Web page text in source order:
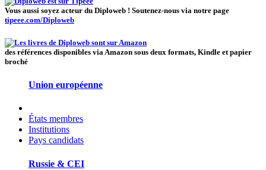
Vous aussi soyez acteur du Diploweb ! Soutenez-nous via notre page
tipeee.com/Diploweb
des références disponibles via Amazon sous deux formats, Kindle et papier
broché
Union européenne
États membres
Institutions
Pays candidats
Russie & CEI